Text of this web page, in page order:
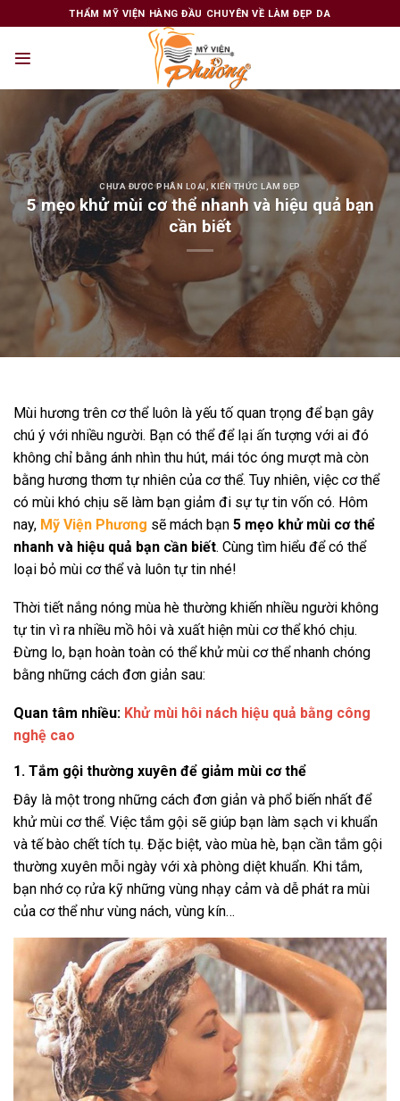
to
THẨM MỸ VIỆN HÀNG ĐẦU CHUYÊN VỀ LÀM ĐẸP DA
CHƯA ĐƯỢC PHÂN LOẠI ,KIẾN THỨC LÀM ĐẸP
5 mẹo khử mùi cơ thể nhanh và hiệu quả bạn
cần biết
Mùi hương trên cơ thể luôn là yếu tố quan trọng để bạn gây
chú ý với nhiều người. Bạn có thể để lại ấn tượng với ai đó
không chỉ bằng ánh nhìn thu hút, mái tóc óng mượt mà còn
bằng hương thơm tự nhiên của cơ thể. Tuy nhiên, việc cơ thể
có mùi khó chịu sẽ làm bạn giảm đi sự tự tin vốn có. Hôm
nay, Mỹ Viện Phương sẽ mách bạn 5 mẹo khử mùi cơ thể
nhanh và hiệu quả bạn cần biết. Cùng tìm hiểu để có thể
loại bỏ mùi cơ thể và luôn tự tin nhé!
Thời tiết nắng nóng mùa hè thường khiến nhiều người không
tự tin vì ra nhiều mồ hôi và xuất hiện mùi cơ thể khó chịu.
Đừng lo, bạn hoàn toàn có thể khử mùi cơ thể nhanh chóng
bằng những cách đơn giản sau:
Quan tâm nhiều: Khử mùi hôi nách hiệu quả bằng công
nghệ cao
1. Tắm gội thường xuyên để giảm mùi cơ thể
Đây là một trong những cách đơn giản và phổ biến nhất để
khử mùi cơ thể. Việc tắm gội sẽ giúp bạn làm sạch vi khuẩn
và tế bào chết tích tụ. Đặc biệt, vào mùa hè, bạn cần tắm gội
thường xuyên mỗi ngày với xà phòng diệt khuẩn. Khi tắm,
bạn nhớ cọ rửa kỹ những vùng nhạy cảm và dễ phát ra mùi
của cơ thể như vùng nách, vùng kín…